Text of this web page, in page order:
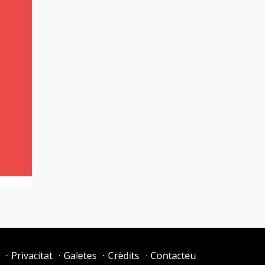
Privacitat Galetes Crèdits Contacteu